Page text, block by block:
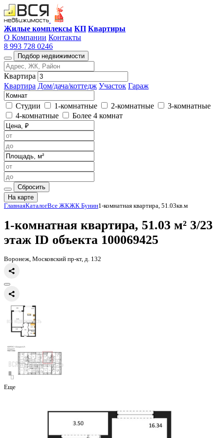
Жилые комплексы КП Квартиры
О Компании Контакты
8 993 728 0246
Подбор недвижимости
Квартира
Квартира Дом/дача/коттедж Участок Гараж
Студии 1-комнатные 2-комнатные
3-комнатные
4-комнатные
Более 4 комнат
Сбросить
На карте
Главная КаталогВсе ЖКЖК Бунин
1-комнатная квартира, 51.03
этаж
Воронеж, Московский пр-кт, д. 132